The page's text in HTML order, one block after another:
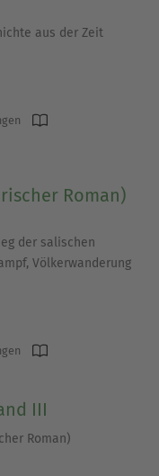
aus der Zeit
Roman)
der salischen
Völkerwanderung
III
Roman)